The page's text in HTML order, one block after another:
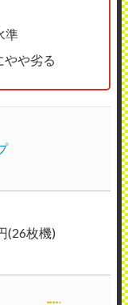
準
や劣る
(26枚機)